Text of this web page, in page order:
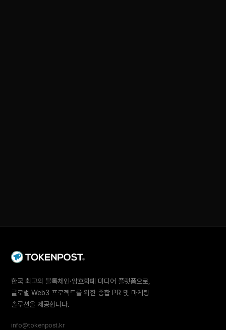
한국 최고의 블록체인·암호화폐 미디어 플랫폼으로,
글로벌 Web3 프로젝트를 위한 종합 PR 및 마케팅
솔루션을 제공합니다.
info@tokenpost.kr